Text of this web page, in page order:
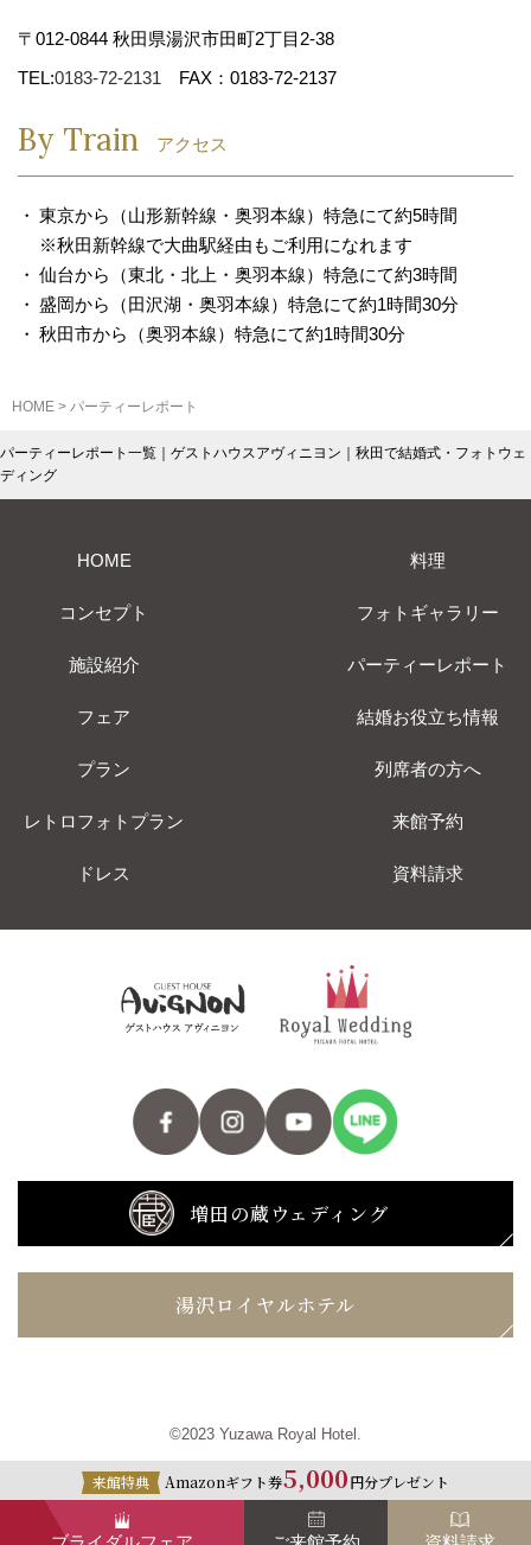
パーティーレポート一覧｜ゲストハウスアヴィニヨン｜秋田で結婚式・フォトウェ
ディング
〒012-0844 秋田県湯沢市田町2丁目2-38
TEL:0183-72-2131 FAX：0183-72-2137
By Train アクセス
東京から（山形新幹線・奥羽本線）特急にて約5時間
※秋田新幹線で大曲駅経由もご利用になれます
仙台から（東北・北上・奥羽本線）特急にて約3時間
盛岡から（田沢湖・奥羽本線）特急にて約1時間30分
秋田市から（奥羽本線）特急にて約1時間30分
HOME > パーティーレポート
HOME
コンセプト
施設紹介
フェア
プラン
レトロフォトプラン
ドレス
料理
フォトギャラリー
パーティーレポート
結婚お役立ち情報
列席者の方へ
来館予約
資料請求
増田の蔵ウェディング
湯沢ロイヤルホテル
©2023 Yuzawa Royal Hotel.
来館特典 Amazonギフト券5,000円分プレゼント